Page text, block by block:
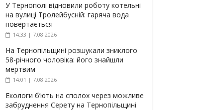
У Тернополі відновили роботу котельні
на вулиці Тролейбусній: гаряча вода
повертається
14:33 | 7.08.2026
На Тернопільщині розшукали зниклого
58-річного чоловіка: його знайшли
мертвим
14:01 | 7.08.2026
Екологи б’ють на сполох через можливе
забруднення Серету на Тернопільщині